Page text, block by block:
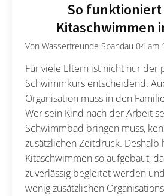
So
Kitaschwimmen
VonWasserfreunde Spandau 04 am
Für viele Eltern ist nicht nur der
Schwimmkurs entscheidend.
Organisation muss in den
Wer sein Kind nach der Arbeit
Schwimmbad bringen muss,
zusätzlichen Zeitdruck. Deshalb
Kitaschwimmen so aufgebaut,
zuverlässig begleitet werden
wenig zusätzlichen